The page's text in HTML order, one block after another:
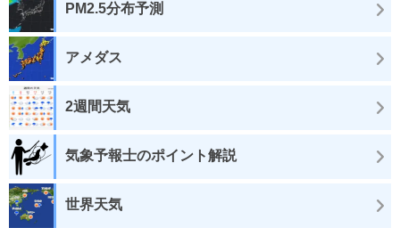
PM2.5分布予測
アメダス
2週間天気
気象予報士のポイント解説
世界天気